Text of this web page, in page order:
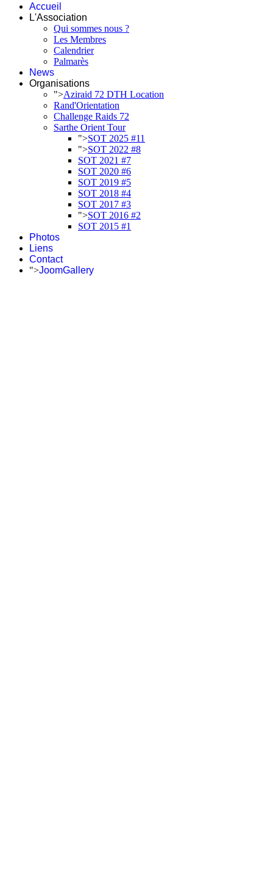
Accueil
L'Association
Qui sommes nous ?
Les Membres
Calendrier
Palmarès
News
Organisations
">Aziraid 72 DTH Location
Rand'Orientation
Challenge Raids 72
Sarthe Orient Tour
">SOT 2025 #11
">SOT 2022 #8
SOT 2021 #7
SOT 2020 #6
SOT 2019 #5
SOT 2018 #4
SOT 2017 #3
">SOT 2016 #2
SOT 2015 #1
Photos
Liens
Contact
">JoomGallery